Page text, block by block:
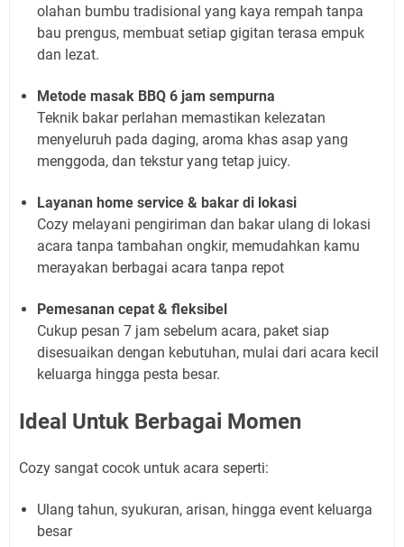
olahan bumbu tradisional yang kaya rempah tanpa
bau prengus, membuat setiap gigitan terasa empuk
dan lezat.
Metode masak BBQ 6 jam sempurna
Teknik bakar perlahan memastikan kelezatan
menyeluruh pada daging, aroma khas asap yang
menggoda, dan tekstur yang tetap juicy.
Layanan home service & bakar di lokasi
Cozy melayani pengiriman dan bakar ulang di lokasi
acara tanpa tambahan ongkir, memudahkan kamu
merayakan berbagai acara tanpa repot
Pemesanan cepat & fleksibel
Cukup pesan 7 jam sebelum acara, paket siap
disesuaikan dengan kebutuhan, mulai dari acara kecil
keluarga hingga pesta besar.
Ideal Untuk Berbagai Momen
Cozy sangat cocok untuk acara seperti:
Ulang tahun, syukuran, arisan, hingga event keluarga
besar